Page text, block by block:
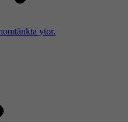
ytor.